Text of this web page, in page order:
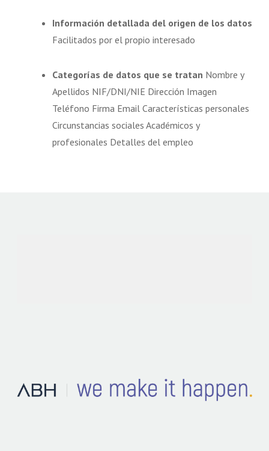
Información detallada del origen de los datos
Facilitados por el propio interesado
Categorías de datos que se tratan Nombre y
Apellidos NIF/DNI/NIE Dirección Imagen
Teléfono Firma Email Características personales
Circunstancias sociales Académicos y
profesionales Detalles del empleo